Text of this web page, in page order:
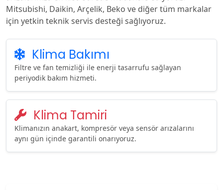
Mitsubishi, Daikin, Arçelik, Beko ve diğer tüm markalar
için yetkin teknik servis desteği sağlıyoruz.
Klima Bakımı
Filtre ve fan temizliği ile enerji tasarrufu sağlayan
periyodik bakım hizmeti.
Klima Tamiri
Klimanızın anakart, kompresör veya sensör arızalarını
aynı gün içinde garantili onarıyoruz.